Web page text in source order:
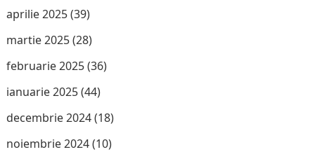
aprilie 2025(39)
martie 2025(28)
februarie 2025(36)
ianuarie 2025(44)
decembrie 2024(18)
noiembrie 2024(10)